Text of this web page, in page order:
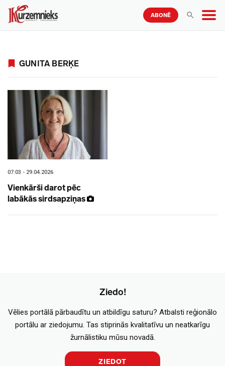
ABONĒ
GUNITA BERĶE
07:03 - 29.04.2026
Vienkārši darot pēc
labākās sirdsapziņas
Ziedo!
Vēlies portālā pārbaudītu un atbildīgu saturu? Atbalsti reģionālo
portālu ar ziedojumu. Tas stiprinās kvalitatīvu un neatkarīgu
žurnālistiku mūsu novadā.
ZIEDOT